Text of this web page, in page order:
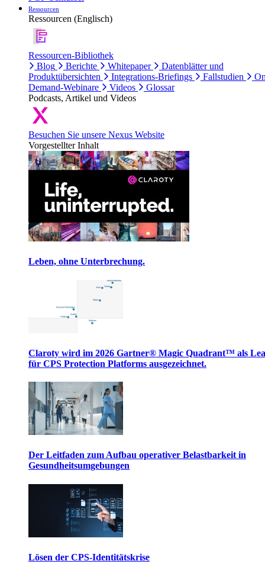
Ressourcen
Ressourcen (Englisch)
Ressourcen-Bibliothek
Blog
Berichte Whitepaper
Datenblätter und
Produktübersichten
Integrations-Briefings Fallstudien
Demand-Webinare
Videos
Glossar
Podcasts, Artikel und Videos
Besuchen Sie unsere Nexus Website
Vorgestellter Inhalt
Leben, ohne Unterbrechung.
Claroty wird im 2026 Gartner® Magic Quadrant™ als
für CPS Protection Platforms ausgezeichnet.
Der Leitfaden zum Aufbau operativer Belastbarkeit in
Gesundheitsumgebungen
Lösen der CPS-Identitätskrise